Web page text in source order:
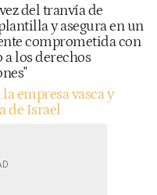
del tranvía de
y asegura en un
comprometida con
a los derechos
empresa vasca y
de Israel